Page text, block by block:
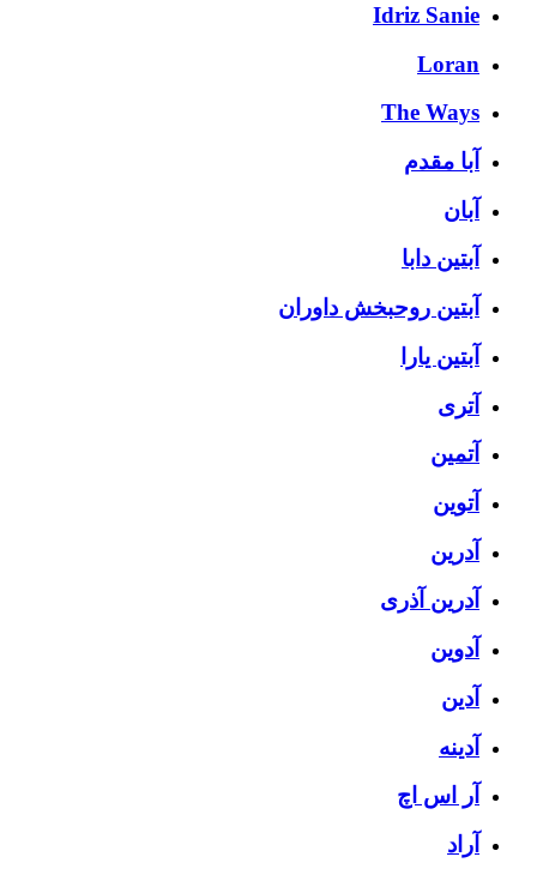
Idriz Sanie
Loran
The Ways
آبا مقدم
آبان
آبتین دابا
آبتین روحبخش داوران
آبتین یارا
آتری
آتمین
آتوین
آدرین
آدرین آذری
آدوین
آدین
آدینه
آر اس اچ
آراد